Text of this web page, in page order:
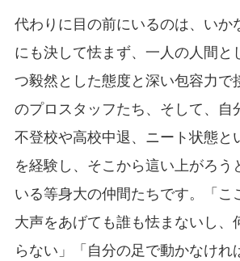
代わりに目の前にいるのは、いか
にも決して怯まず、一人の人間と
つ毅然とした態度と深い包容力で
のプロスタッフたち、そして、自
不登校や高校中退、ニート状態と
を経験し、そこから這い上がろう
いる等身大の仲間たちです。「こ
大声をあげても誰も怯まないし、
らない」「自分の足で動かなけれ